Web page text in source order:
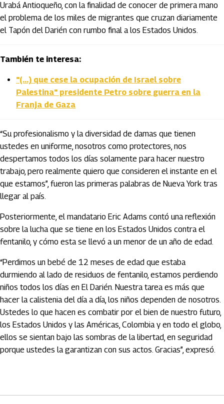
Urabá Antioqueño, con la finalidad de conocer de primera mano
el problema de los miles de migrantes que cruzan diariamente
el Tapón del Darién con rumbo final a los Estados Unidos.
También te interesa:
"(...) que cese la ocupación de Israel sobre
Palestina" presidente Petro sobre guerra en la
Franja de Gaza
“Su profesionalismo y la diversidad de damas que tienen
ustedes en uniforme, nosotros como protectores, nos
despertamos todos los días solamente para hacer nuestro
trabajo, pero realmente quiero que consideren el instante en el
que estamos”, fueron las primeras palabras de Nueva York tras
llegar al país.
Posteriormente, el mandatario Eric Adams contó una reflexión
sobre la lucha que se tiene en los Estados Unidos contra el
fentanilo, y cómo esta se llevó a un menor de un año de edad.
“Perdimos un bebé de 12 meses de edad que estaba
durmiendo al lado de residuos de fentanilo, estamos perdiendo
niños todos los días en El Darién. Nuestra tarea es más que
hacer la calistenia del día a día, los niños dependen de nosotros.
Ustedes lo que hacen es combatir por el bien de nuestro futuro,
los Estados Unidos y las Américas, Colombia y en todo el globo,
ellos se sientan bajo las sombras de la libertad, en seguridad
porque ustedes la garantizan con sus actos. Gracias”, expresó.